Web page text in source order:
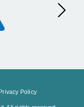
下一頁
Policy